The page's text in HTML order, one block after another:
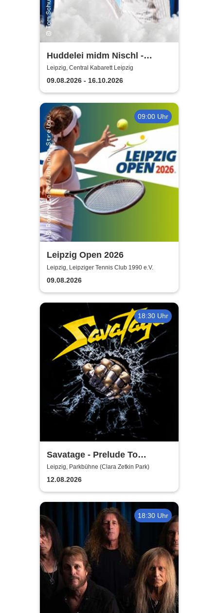
Huddelei midm Nischl -
Central Kabarett Leipzig
Leipzig, Central Kabarett Leipzig
09.08.2026 - 16.10.2026
09:00 Uhr
Leipzig Open 2026
Leipzig, Leipziger Tennis Club 1990 e.V.
09.08.2026
18:30 Uhr
Savatage - Prelude To
Madness - Summer Tour 2026
Leipzig, Parkbühne (Clara Zetkin Park)
12.08.2026
18:30 Uhr